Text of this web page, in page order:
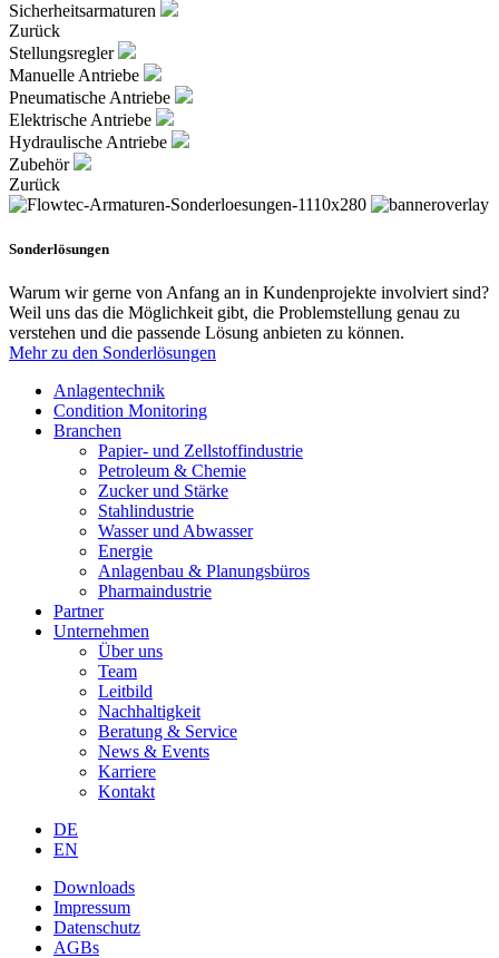
Sicherheitsarmaturen
Zurück
Stellungsregler
Manuelle Antriebe
Pneumatische Antriebe
Elektrische Antriebe
Hydraulische Antriebe
Zubehör
Zurück
Sonderlösungen
Warum wir gerne von Anfang an in Kundenprojekte involviert sind?
Weil uns das die Möglichkeit gibt, die Problemstellung genau zu
verstehen und die passende Lösung anbieten zu können.
Mehr zu den Sonderlösungen
Anlagentechnik
Condition Monitoring
Branchen
Papier- und Zellstoffindustrie
Petroleum & Chemie
Zucker und Stärke
Stahlindustrie
Wasser und Abwasser
Energie
Anlagenbau & Planungsbüros
Pharmaindustrie
Partner
Unternehmen
Über uns
Team
Leitbild
Nachhaltigkeit
Beratung & Service
News & Events
Karriere
Kontakt
DE
EN
Downloads
Impressum
Datenschutz
AGBs